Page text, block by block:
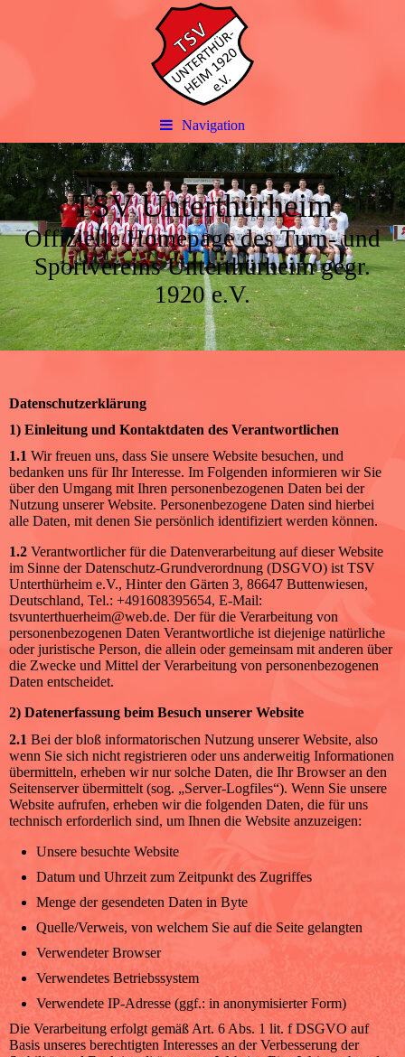
Navigation
TSV Unterthürheim
Offizielle Homepage des Turn- und
Sportvereins Unterthürheim gegr.
1920 e.V.
Datenschutzerklärung
1) Einleitung und Kontaktdaten des Verantwortlichen
1.1 Wir freuen uns, dass Sie unsere Website besuchen, und
bedanken uns für Ihr Interesse. Im Folgenden informieren wir Sie
über den Umgang mit Ihren personenbezogenen Daten bei der
Nutzung unserer Website. Personenbezogene Daten sind hierbei
alle Daten, mit denen Sie persönlich identifiziert werden können.
1.2 Verantwortlicher für die Datenverarbeitung auf dieser Website
im Sinne der Datenschutz-Grundverordnung (DSGVO) ist TSV
Unterthürheim e.V., Hinter den Gärten 3, 86647 Buttenwiesen,
Deutschland, Tel.: +491608395654, E-Mail:
tsvunterthuerheim@web.de. Der für die Verarbeitung von
personenbezogenen Daten Verantwortliche ist diejenige natürliche
oder juristische Person, die allein oder gemeinsam mit anderen über
die Zwecke und Mittel der Verarbeitung von personenbezogenen
Daten entscheidet.
2) Datenerfassung beim Besuch unserer Website
2.1 Bei der bloß informatorischen Nutzung unserer Website, also
wenn Sie sich nicht registrieren oder uns anderweitig Informationen
übermitteln, erheben wir nur solche Daten, die Ihr Browser an den
Seitenserver übermittelt (sog. „Server-Logfiles“). Wenn Sie unsere
Website aufrufen, erheben wir die folgenden Daten, die für uns
technisch erforderlich sind, um Ihnen die Website anzuzeigen:
Unsere besuchte Website
Datum und Uhrzeit zum Zeitpunkt des Zugriffes
Menge der gesendeten Daten in Byte
Quelle/Verweis, von welchem Sie auf die Seite gelangten
Verwendeter Browser
Verwendetes Betriebssystem
Verwendete IP-Adresse (ggf.: in anonymisierter Form)
Die Verarbeitung erfolgt gemäß Art. 6 Abs. 1 lit. f DSGVO auf
Basis unseres berechtigten Interesses an der Verbesserung der